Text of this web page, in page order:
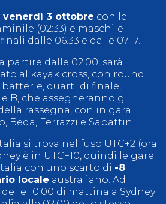
venerdì 3 ottobre con le
(02:33) e maschile
dalle 06.33 e dalle 07.17.
, a partire dalle 02:00, sarà
al kayak cross, con round
quarti di finale,
B, che assegneranno gli
rassegna, con in gara
Beda, Ferrazzi e Sabattini.
si trova nel fuso UTC+2 (ora
è in UTC+10, quindi le gare
con uno scarto di -8
locale australiano. Ad
10:00 di mattina a Sydney